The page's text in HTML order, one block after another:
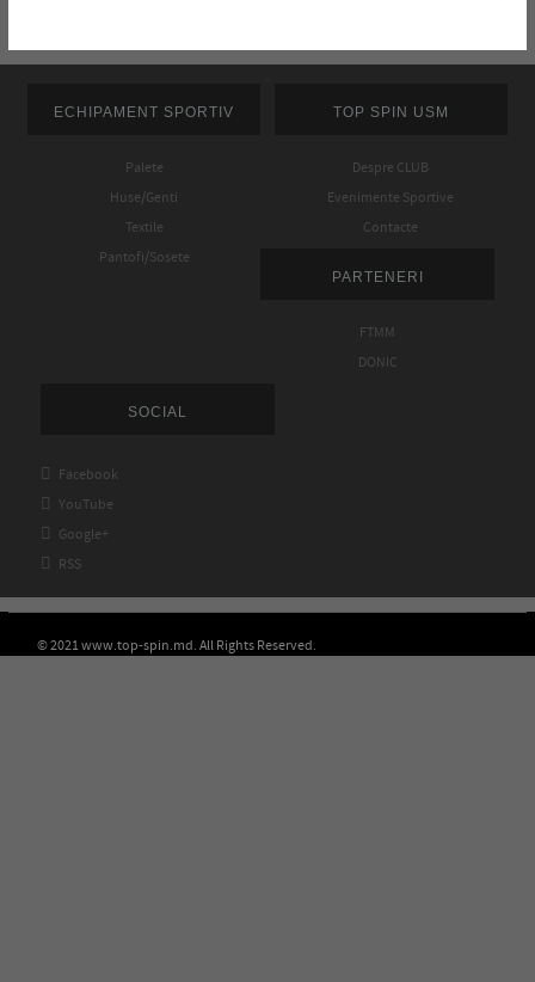
ECHIPAMENT SPORTIV
Palete
Huse/Genti
Textile
Pantofi/Sosete
TOP SPIN USM
Despre CLUB
Evenimente Sportive
Contacte
PARTENERI
FTMM
DONIC
SOCIAL
 Facebook
 YouTube
 Google+
 RSS
© 2021 www.top-spin.md. All Rights Reserved.